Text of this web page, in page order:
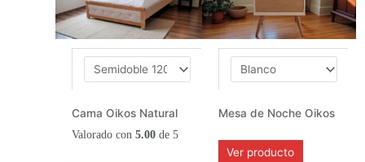
Cama Oikos Natural
Valorado con5.00 de 5
Mesa de Noche Oikos
Ver producto